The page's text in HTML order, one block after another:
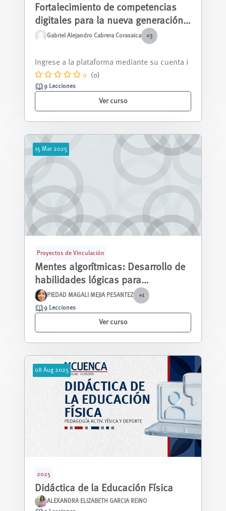
Fortalecimiento de competencias
digitales para la nueva generación
de estudiantes de bachillerato en
Cuenca
Gabriel Alejandro Cabrera Corasaica +3
óvenes que deseen desarrollar habi...
0 (0)
9 Lecciones
Ver curso
15 Mar 2025
Proyectos de Vinculación
Mentes algorítmicas: Desarrollo de
habilidades lógicas para
estudiantes de bachillerato
PIEDAD MAGALI MEJIA PESANTEZ +1
9 Lecciones
Ver curso
08 Aug 2025
2025
Didáctica de la Educación Física
ALEXANDRA ELIZABETH GARCIA REINO